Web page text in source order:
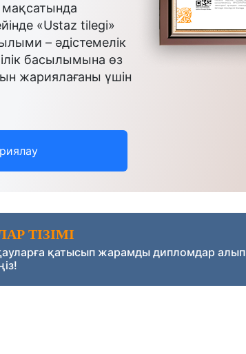
«Ustaz tilegi»
– әдістемелік
басылымына өз
жариялағаны үшін
ТІЗІМІ
қатысып жарамды дипломдар алып